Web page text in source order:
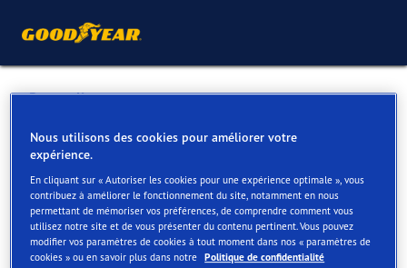
Retour liste
GGE PIRENNE & FILS
Services disponibles en ligne et en magasin
Contact Services
Nous utilisons des cookies pour améliorer votre
expérience.
En cliquant sur « Autoriser les cookies pour une expérience optimale », vous
contribuez à améliorer le fonctionnement du site, notamment en nous
permettant de mémoriser vos préférences, de comprendre comment vous
utilisez notre site et de vous présenter du contenu pertinent. Vous pouvez
modifier vos paramètres de cookies à tout moment dans nos « paramètres de
cookies » ou en savoir plus dans notre Politique de confidentialité